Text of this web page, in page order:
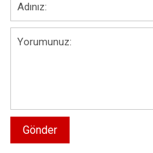
Gönder